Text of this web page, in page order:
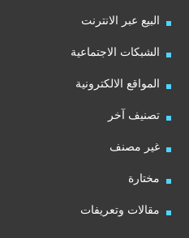
البيع عبر الانترنت
الشبكات الاجتماعية
المواقع الالكترونية
تصنيف آخر
غير مصنف
مختارة
مقالات وتعريفات